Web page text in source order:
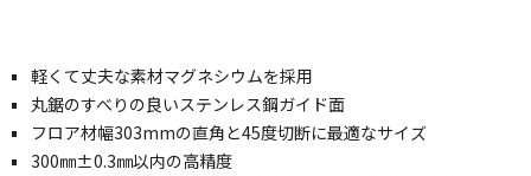
軽くて丈夫な素材マグネシウムを採用
丸鋸のすべりの良いステンレス鋼ガイド面
フロア材幅303mmの直角と45度切断に最適なサイズ
300㎜±0.3㎜以内の高精度